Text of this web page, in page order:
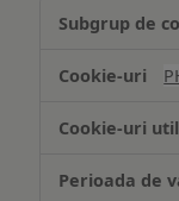
de
Cookie
necesare